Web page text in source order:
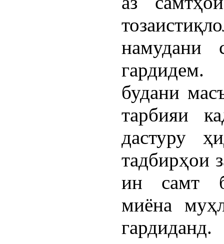
намудани
будани
тарбияи
дастуру
тадбирҳои
ин самт
миёна